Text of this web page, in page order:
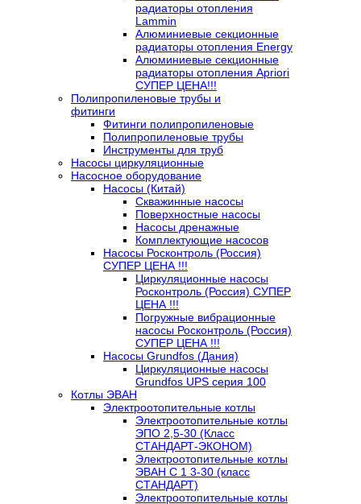
радиаторы отопления
Lammin
Алюминиевые секционные
радиаторы отопления Energy
Алюминиевые секционные
радиаторы отопления Apriori
СУПЕР ЦЕНА!!!
Полипропиленовые трубы и
фитинги
Фитинги полипропиленовые
Полипропиленовые трубы
Инструменты для труб
Насосы циркуляционные
Насосное оборудование
Насосы (Китай)
Скважинные насосы
Поверхностные насосы
Насосы дренажные
Комплектующие насосов
Насосы Росконтроль (Россия)
СУПЕР ЦЕНА !!!
Циркуляционные насосы
Росконтроль (Россия) СУПЕР
ЦЕНА !!!
Погружные вибрационные
насосы Росконтроль (Россия)
СУПЕР ЦЕНА !!!
Насосы Grundfos (Дания)
Циркуляционные насосы
Grundfos UPS серия 100
Котлы ЭВАН
Электроотопительные котлы
Электроотопительные котлы
ЭПО 2,5-30 (Класс
СТАНДАРТ-ЭКОНОМ)
Электроотопительные котлы
ЭВАН С 1 3-30 (класс
СТАНДАРТ)
Электроотопительные котлы